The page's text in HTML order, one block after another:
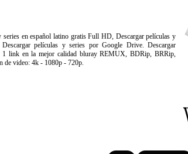
series en español latino gratis Full HD, Descargar películas y
películas y series por Google Drive. Descargar
1 link en la mejor calidad bluray REMUX, BDRip, BRRip,
de video: 4k - 1080p - 720p.